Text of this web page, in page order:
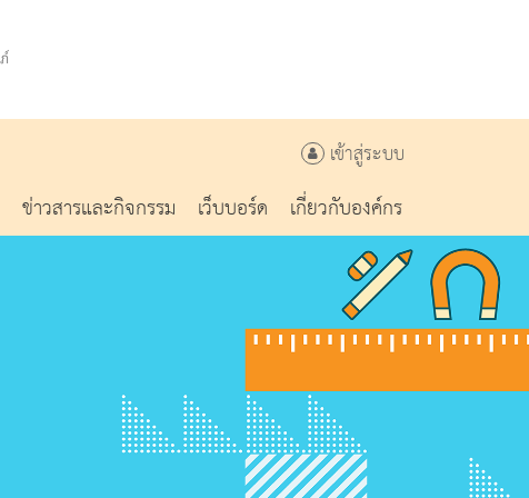
เข้าสู่ระบบ
ข่าวสารและกิจกรรม เว็บบอร์ด เกี่ยวกับองค์กร